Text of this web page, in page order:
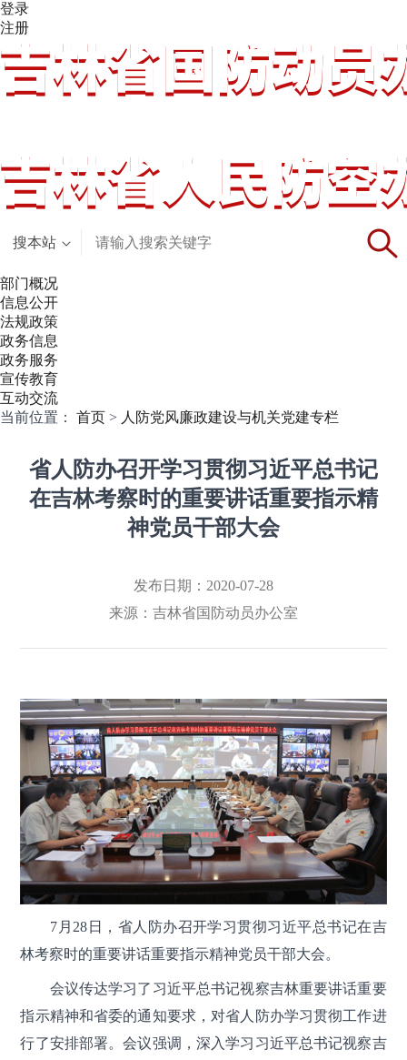
登录
注册
搜本站
部门概况
信息公开
法规政策
政务信息
政务服务
宣传教育
互动交流
当前位置： 首页 > 人防党风廉政建设与机关党建专栏
省人防办召开学习贯彻习近平总书记
在吉林考察时的重要讲话重要指示精
神党员干部大会
发布日期：2020-07-28
来源： 吉林省国防动员办公室
7月28日，省人防办召开学习贯彻习近平总书记在吉
林考察时的重要讲话重要指示精神党员干部大会。
会议传达学习了习近平总书记视察吉林重要讲话重要
指示精神和省委的通知要求，对省人防办学习贯彻工作进
行了安排部署。会议强调，深入学习习近平总书记视察吉